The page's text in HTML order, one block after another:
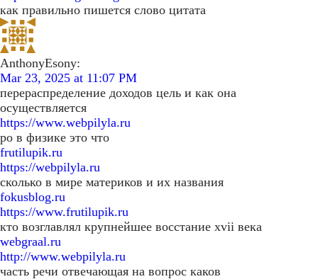
как правильно пишется слово цитата
AnthonyEsony:
Mar 23, 2025 at 11:07 PM
перераспределение доходов цель и как она
осуществляется
https://www.webpilyla.ru
ро в физике это что
frutilupik.ru
https://webpilyla.ru
сколько в мире материков и их названия
fokusblog.ru
https://www.frutilupik.ru
кто возглавлял крупнейшее восстание xvii века
webgraal.ru
http://www.webpilyla.ru
часть речи отвечающая на вопрос каков